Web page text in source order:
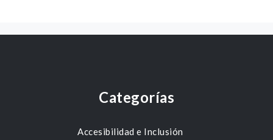
Categorías
Accesibilidad e Inclusión